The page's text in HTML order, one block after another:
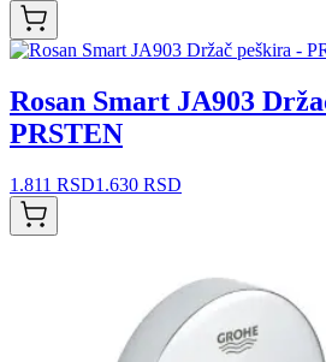
Rosan Smart JA903
PRSTEN
1.811 RSD1.630 RSD